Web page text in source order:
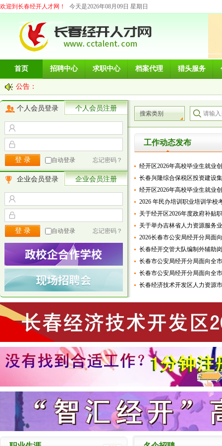
欢迎到长春经开人才网！ 今天是2026年08月09日 星期日
首页 招聘中心 求职中心 档案代理 猎头服务
公告：
个人会员登录 个人会员注册
自动登录 忘记密码？
企业会员登录 企业会员注册
自动登录 忘记密码？
搜索类别
工作动态发布
经开区2026年高校毕业生就业
长春兴隆综合保税区投资建设
经开区2026年高校毕业生就业
2026 年民办培训职业培训学校
关于经开区2026年度政府补贴
关于举办吉林省人力资源服务
2026长春市公安局经开分局面
长春经开交管大队编制外辅助
长春市公安局经开分局面向全
长春市公安局经开分局面向全
长春经济技术开发区人力资源